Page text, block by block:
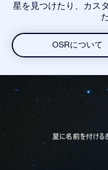
星を見つけたり、カス
OSRについて